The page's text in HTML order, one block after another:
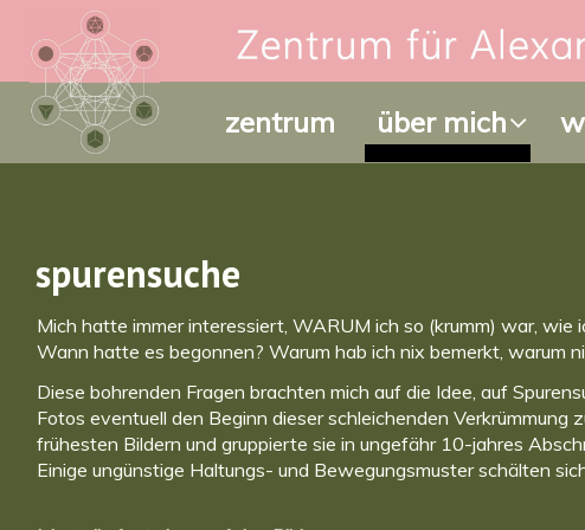
zentrum über mich
spurensuche
Mich hatte immer interessiert, WARUM ich so (krumm) war, wie
Wann hatte es begonnen? Warum hab ich nix bemerkt, warum
Diese bohrenden Fragen brachten mich auf die Idee, auf
Fotos eventuell den Beginn dieser schleichenden Verkrümmung
frühesten Bildern und gruppierte sie in ungefähr 10-jahres
Einige ungünstige Haltungs- und Bewegungsmuster schälten